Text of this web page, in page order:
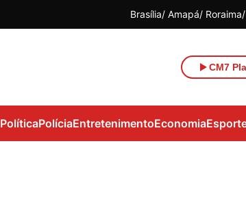
Brasília Amapá Roraima
CM7
PolíticaPolíciaEntretenimentoEconomia